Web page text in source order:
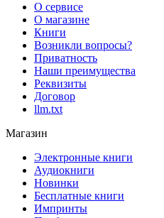
О сервисе
О магазине
Книги
Возникли вопросы?
Приватность
Наши преимущества
Реквизиты
Договор
llm.txt
Магазин
Электронные книги
Аудиокниги
Новинки
Бесплатные книги
Импринты